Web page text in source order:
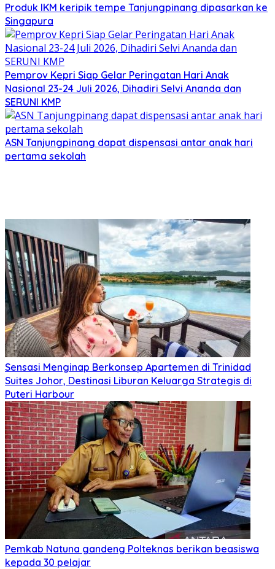
Produk IKM keripik tempe Tanjungpinang dipasarkan ke
Singapura
Pemprov Kepri Siap Gelar Peringatan Hari Anak
Nasional 23-24 Juli 2026, Dihadiri Selvi Ananda dan
SERUNI KMP
ASN Tanjungpinang dapat dispensasi antar anak hari
pertama sekolah
Sensasi Menginap Berkonsep Apartemen di Trinidad
Suites Johor, Destinasi Liburan Keluarga Strategis di
Puteri Harbour
Pemkab Natuna gandeng Polteknas berikan beasiswa
kepada 30 pelajar